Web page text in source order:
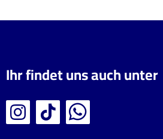
Ihr findet uns auch unter